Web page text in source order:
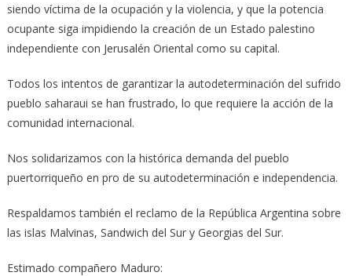
siendo víctima de la ocupación y la violencia, y que la potencia
ocupante siga impidiendo la creación de un Estado palestino
independiente con Jerusalén Oriental como su capital.
Todos los intentos de garantizar la autodeterminación del sufrido
pueblo saharaui se han frustrado, lo que requiere la acción de la
comunidad internacional.
Nos solidarizamos con la histórica demanda del pueblo
puertorriqueño en pro de su autodeterminación e independencia.
Respaldamos también el reclamo de la República Argentina sobre
las islas Malvinas, Sandwich del Sur y Georgias del Sur.
Estimado compañero Maduro: